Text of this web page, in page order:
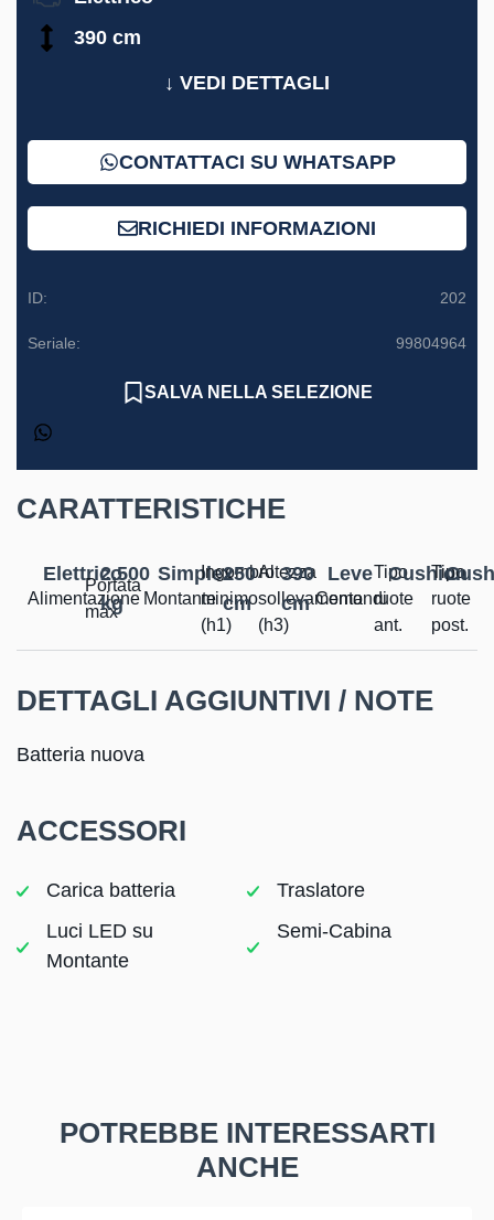
390 cm
↓ VEDI DETTAGLI
CONTATTACI SU WHATSAPP
RICHIEDI INFORMAZIONI
ID: 202
Seriale: 99804964
SALVA NELLA SELEZIONE
CARATTERISTICHE
Alimentazione
Elettrico
Portata
max
2.500
kg
Montante
SimplexIngombro
minimo
(h1)
250
cm
Altezza
sollevamento
(h3)
390
cm Comandi
LeveTipo
ruote
ant.
Cushion
Tipo
ruote
post.​
DETTAGLI AGGIUNTIVI / NOTE
Batteria nuova
ACCESSORI
Carica batteria
Traslatore
Luci LED su
Montante
Semi-Cabina
POTREBBE INTERESSARTI
ANCHE